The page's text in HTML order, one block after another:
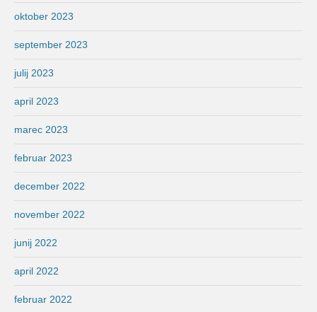
oktober 2023
september 2023
julij 2023
april 2023
marec 2023
februar 2023
december 2022
november 2022
junij 2022
april 2022
februar 2022